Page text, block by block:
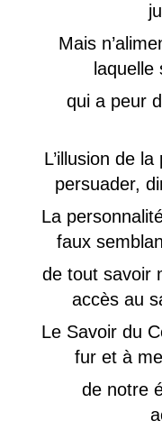
Mais
laquelle
qui a peur
L’illusion de
persuader,
La
faux
de tout savoir
accès au
Le Savoir du
fur et à
de notre